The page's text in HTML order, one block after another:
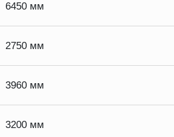
6450 мм
2750 мм
3960 мм
3200 мм